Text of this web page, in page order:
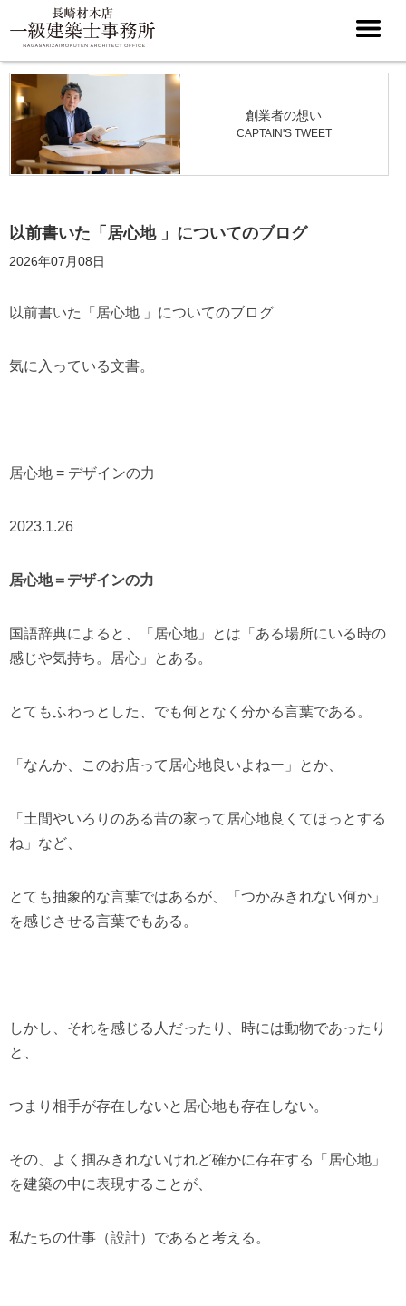
創業者の想い
CAPTAIN'S TWEET
以前書いた「居心地 」についてのブログ
2026年07月08日
以前書いた「居心地 」についてのブログ
気に入っている文書。
居心地 = デザインの力
2023.1.26
居心地＝デザインの力
国語辞典によると、「居心地」とは「ある場所にいる時の
感じや気持ち。居心」とある。
とてもふわっとした、でも何となく分かる言葉である。
「なんか、このお店って居心地良いよねー」とか、
「土間やいろりのある昔の家って居心地良くてほっとする
ね」など、
とても抽象的な言葉ではあるが、「つかみきれない何か」
を感じさせる言葉でもある。
しかし、それを感じる人だったり、時には動物であったり
と、
つまり相手が存在しないと居心地も存在しない。
その、よく掴みきれないけれど確かに存在する「居心地」
を建築の中に表現することが、
私たちの仕事（設計）であると考える。